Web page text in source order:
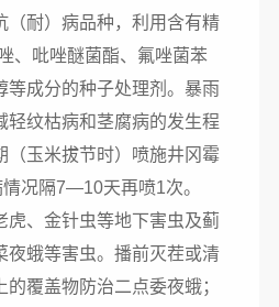
（耐）病品种，利用含有精
、吡唑醚菌酯、氟唑菌苯
等成分的种子处理剂。暴雨
轻纹枯病和茎腐病的发生程
（玉米拔节时）喷施井冈霉
况隔7—10天再喷1次。
、金针虫等地下害虫及蓟
夜蛾等害虫。播前灭茬或清
覆盖物防治二点委夜蛾；